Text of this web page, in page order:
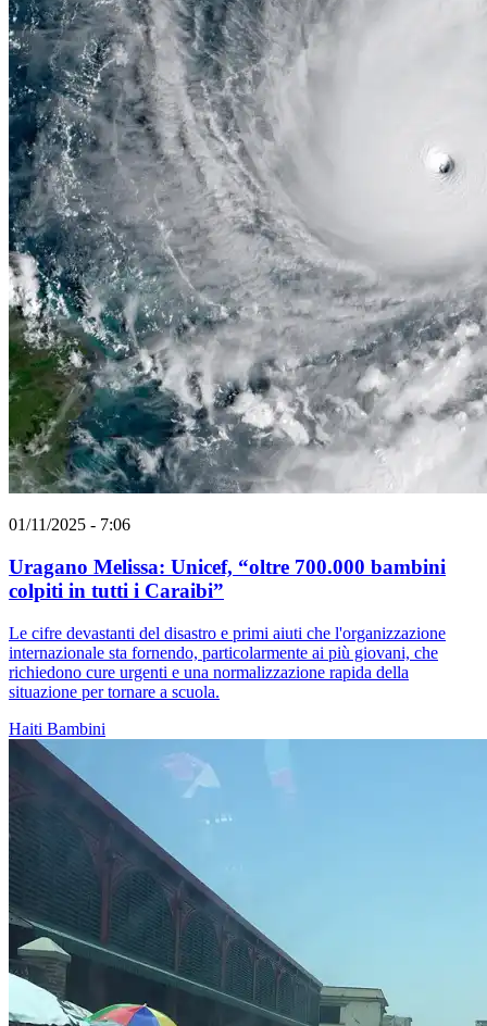
01/11/2025 - 7:06
Uragano Melissa: Unicef, “oltre 700.000 bambini
colpiti in tutti i Caraibi”
Le cifre devastanti del disastro e primi aiuti che l'organizzazione
internazionale sta fornendo, particolarmente ai più giovani, che
richiedono cure urgenti e una normalizzazione rapida della
situazione per tornare a scuola.
Haiti Bambini